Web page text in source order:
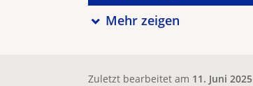
Mehr zeigen
Zuletzt bearbeitet am 11. Juni 2025